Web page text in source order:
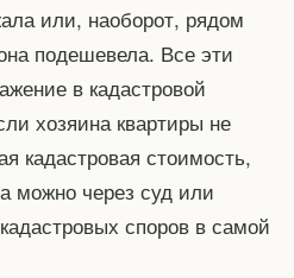
или, наоборот, рядом
подешевела. Все эти
в кадастровой
хозяина квартиры не
кадастровая стоимость,
можно через суд или
споров в самой